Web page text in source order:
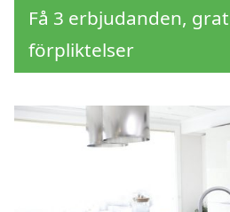
Få 3 erbjudanden,
förpliktelser